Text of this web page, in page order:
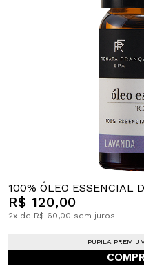
100% ÓLEO ESSENCIAL
R$ 120,00
2x de R$ 60,00 sem juros.
PUPILA